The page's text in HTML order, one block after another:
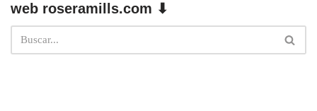
web roseramills.com ⬇